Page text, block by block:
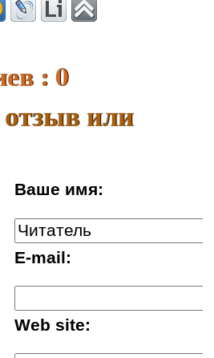
: 0
или
Ваше имя:
E-mail:
Web site: